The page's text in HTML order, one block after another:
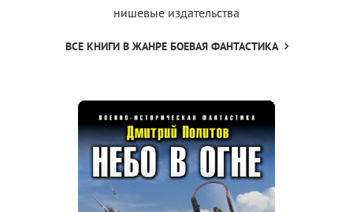
нишевые издательства
ВСЕ КНИГИ В ЖАНРЕ БОЕВАЯ ФАНТАСТИКА